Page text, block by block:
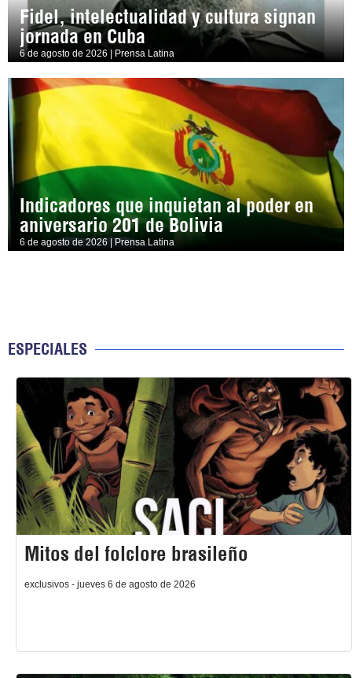
Fidel, intelectualidad y cultura signan
jornada en Cuba
6 de agosto de 2026 | Prensa Latina
Indicadores que inquietan al poder en
aniversario 201 de Bolivia
6 de agosto de 2026 | Prensa Latina
ESPECIALES
Mitos del folclore brasileño
exclusivos - jueves 6 de agosto de 2026